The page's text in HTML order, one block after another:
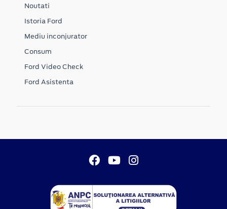
Noutati
Istoria Ford
Mediu inconjurator
Consum
Ford Video Check
Ford Asistenta